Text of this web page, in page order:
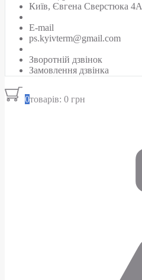
Київ, Євгена Сверстюка 4А
E-mail
ps.kyivterm@gmail.com
Зворотній дзвінок
Замовлення дзвінка
0товарів: 0 грн